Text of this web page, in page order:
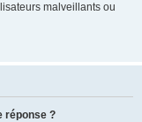
malveillants ou
réponse ?